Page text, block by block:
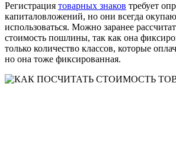
Регистрация товарных знаков требует
капиталовложений, но они всегда
использоваться. Можно заранее
стоимость пошлины, так как она
только количество классов, которые
но она тоже фиксированная.